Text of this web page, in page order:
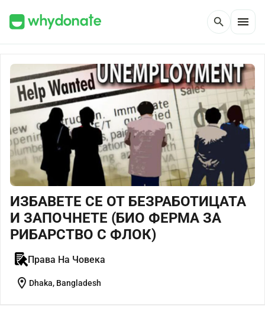
search menu
ИЗБАВЕТЕ СЕ ОТ БЕЗРАБОТИЦАТА
И ЗАПОЧНЕТЕ (БИО ФЕРМА ЗА
РИБАРСТВО С ФЛОК)
Права На Човека
location_on Dhaka, Bangladesh